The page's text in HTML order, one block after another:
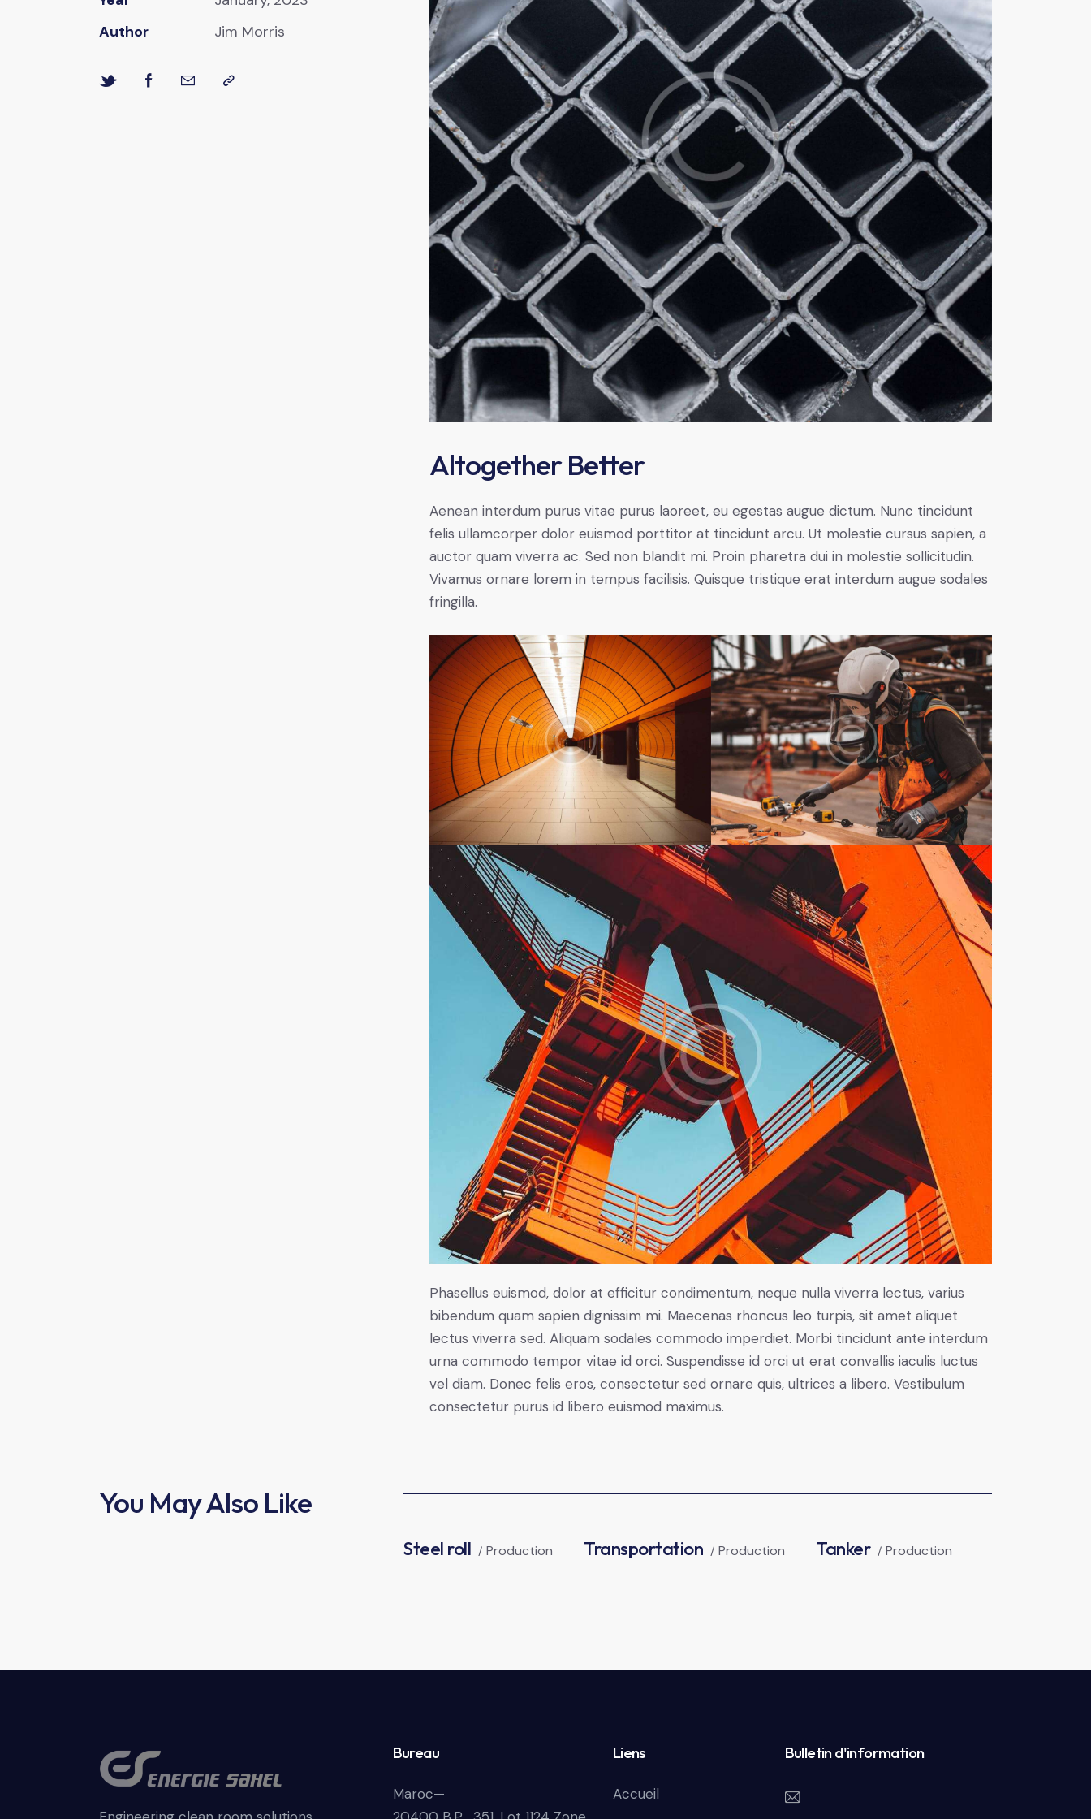
Author
Jim Morris
Altogether Better
Aenean interdum purus vitae purus laoreet, eu egestas augue dictum. Nunc tincidunt
felis ullamcorper dolor euismod porttitor at tincidunt arcu. Ut molestie cursus sapien, a
auctor quam viverra ac. Sed non blandit mi. Proin pharetra dui in molestie sollicitudin.
Vivamus ornare lorem in tempus facilisis. Quisque tristique erat interdum augue sodales
fringilla.
Phasellus euismod, dolor at efficitur condimentum, neque nulla viverra lectus, varius
bibendum quam sapien dignissim mi. Maecenas rhoncus leo turpis, sit amet aliquet
lectus viverra sed. Aliquam sodales commodo imperdiet. Morbi tincidunt ante interdum
urna commodo tempor vitae id orci. Suspendisse id orci ut erat convallis iaculis luctus
vel diam. Donec felis eros, consectetur sed ornare quis, ultrices a libero. Vestibulum
consectetur purus id libero euismod maximus.
You May Also Like
Production
Steel roll Production
Transportation Production
Tanker
Bureau
Maroc—
Liens
Accueil
Bulletin d'information